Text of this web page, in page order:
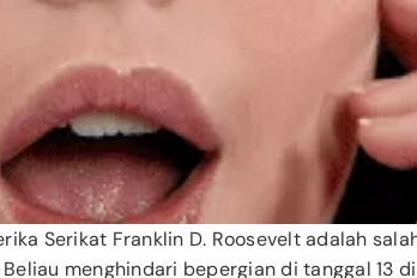
Serikat Franklin D. Roosevelt adalah
menghindari bepergian di tanggal 13